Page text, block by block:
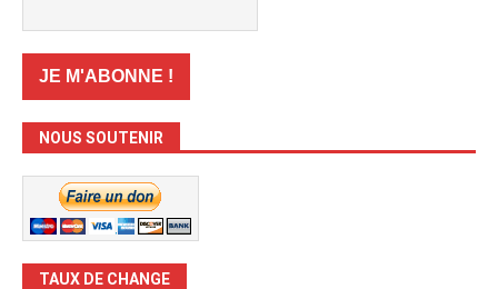
NOUS SOUTENIR
TAUX DE CHANGE